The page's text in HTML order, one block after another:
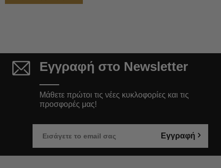
Εγγραφή στο Newsletter
Μάθετε πρώτοι τις νέες κυκλοφορίες και τις
προσφορές μας!
Εγγραφή